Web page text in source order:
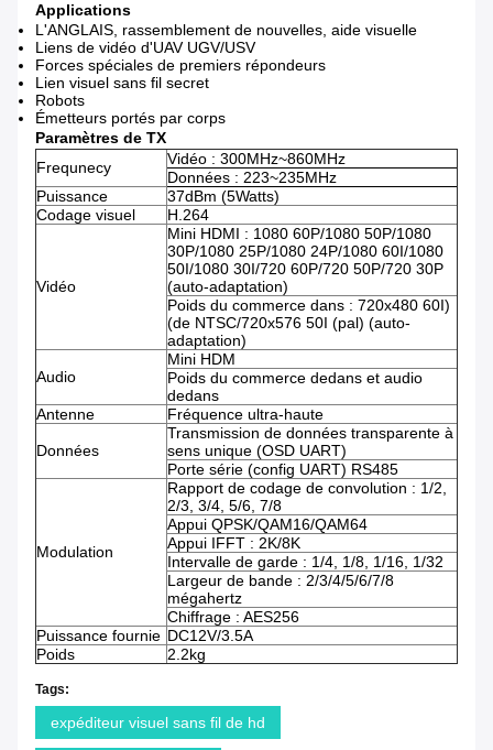
Applications
L'ANGLAIS, rassemblement de nouvelles, aide visuelle
Liens de vidéo d'UAV UGV/USV
Forces spéciales de premiers répondeurs
Lien visuel sans fil secret
Robots
Émetteurs portés par corps
Paramètres de TX
Frequnecy
Vidéo : 300MHz~860MHz
Données : 223~235MHz
Puissance
37dBm (5Watts)
Codage visuel
H.264
Vidéo
Mini HDMI : 1080 60P/1080 50P/1080
30P/1080 25P/1080 24P/1080 60I/1080
50I/1080 30I/720 60P/720 50P/720 30P
(auto-adaptation)
Poids du commerce dans : 720x480 60I)
(de NTSC/720x576 50I (pal) (auto-
adaptation)
Audio
Mini HDM
Poids du commerce dedans et audio
dedans
Antenne
Fréquence ultra-haute
Données
Transmission de données transparente à
sens unique (OSD UART)
Porte série (config UART) RS485
Modulation
Rapport de codage de convolution : 1/2,
2/3, 3/4, 5/6, 7/8
Appui QPSK/QAM16/QAM64
Appui IFFT : 2K/8K
Intervalle de garde : 1/4, 1/8, 1/16, 1/32
Largeur de bande : 2/3/4/5/6/7/8
mégahertz
Chiffrage : AES256
Puissance fournie DC12V/3.5A
Poids
2.2kg
Tags:
expéditeur visuel sans fil de hd